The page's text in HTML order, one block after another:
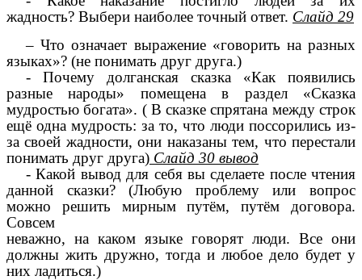
жадность? Выбери наиболее точный ответ. Слайд 29
– Что означает выражение «говорить на разных
языках»? (не понимать друг друга.)
- Почему долганская сказка «Как появились
разные народы» помещена в раздел «Сказка
мудростью богата». ( В сказке спрятана между строк
ещё одна мудрость: за то, что люди поссорились из-
за своей жадности, они наказаны тем, что перестали
понимать друг друга) Слайд 30 вывод
- Какой вывод для себя вы сделаете после чтения
данной сказки? (Любую проблему или вопрос
можно решить мирным путём, путём договора.
Совсем
неважно, на каком языке говорят люди. Все они
должны жить дружно, тогда и любое дело будет у
них ладиться.)